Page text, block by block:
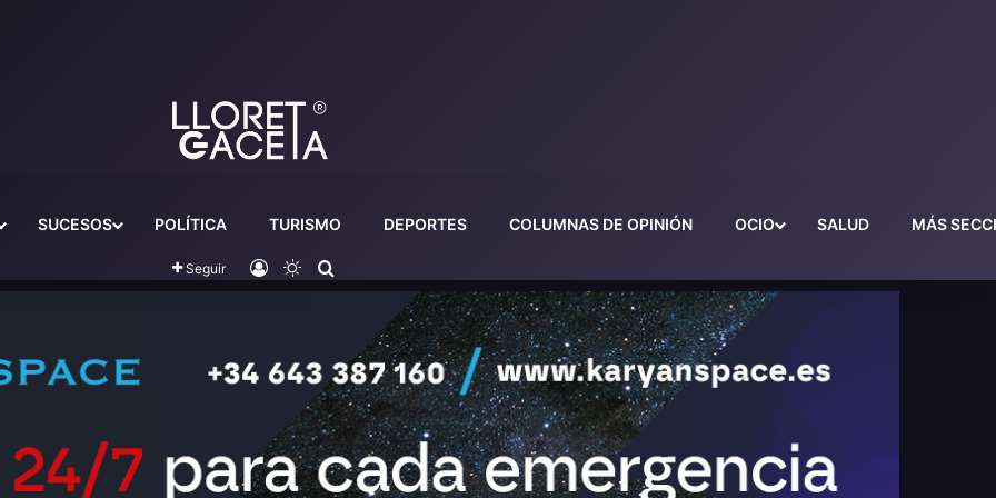
SUCESOS POLÍTICA TURISMO DEPORTES COLUMNAS DE OPINIÓN OCIO SALUD MÁS
Seguir Iniciar sesión
Switch skin